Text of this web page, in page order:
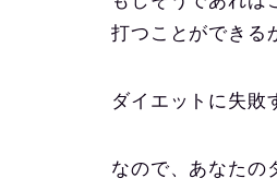
打つことができる
ダイエットに失敗
なので、あなたの